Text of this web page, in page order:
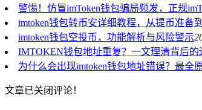
警惕！仿冒imToken钱包骗局频发，正规
imtoken钱包转币安详细教程，从提币准备
imtoken钱包空投币，功能解析与风险警示
IMTOKEN钱包地址重复？一文理清背后的
为什么会出现imtoken钱包地址错误？最全
文章已关闭评论！